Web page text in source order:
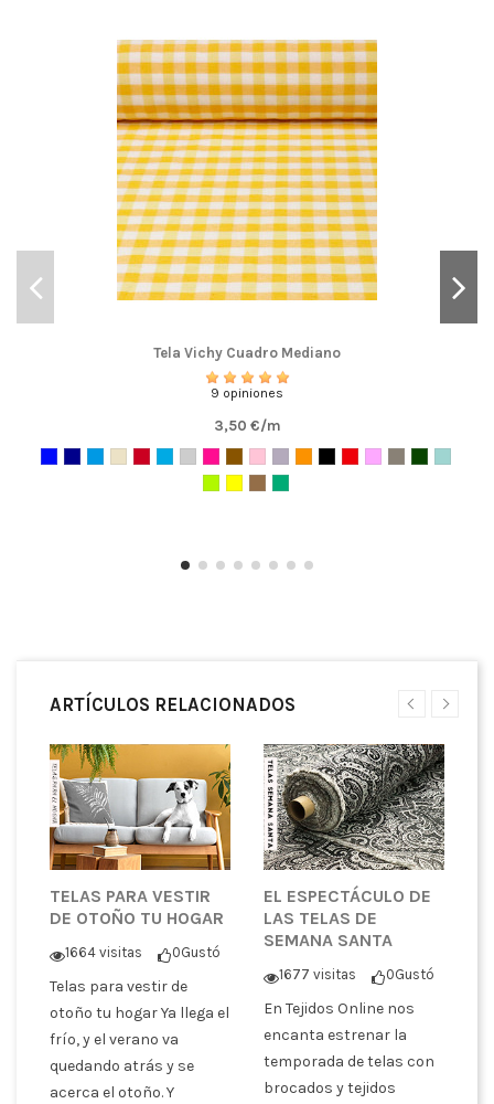
Tela Vichy Cuadro Mediano
9 opiniones
3,50 €/m
ARTÍCULOS RELACIONADOS
TELAS PARA VESTIR
DE OTOÑO TU HOGAR
1664 visitas 0Gustó
Telas para vestir de
otoño tu hogar Ya llega el
frío, y el verano va
quedando atrás y se
acerca el otoño. Y
EL ESPECTÁCULO DE
LAS TELAS DE
SEMANA SANTA
1677 visitas 0Gustó
En Tejidos Online nos
encanta estrenar la
temporada de telas con
brocados y tejidos